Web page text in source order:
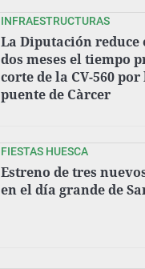
INFRAESTRUCTURAS
La Diputación reduce
dos meses el tiempo
corte de la CV-560
puente de Càrcer
FIESTAS HUESCA
Estreno de tres
en el día grande de